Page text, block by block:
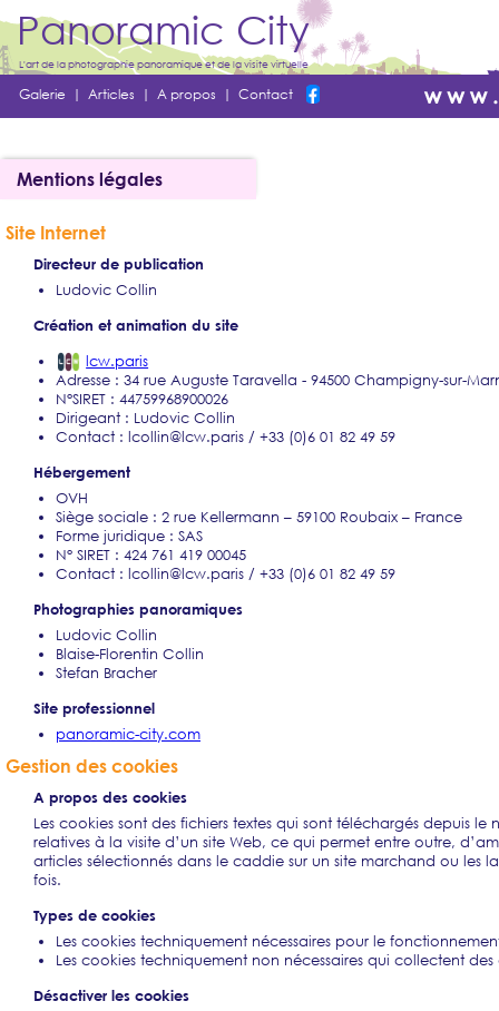
Panoramic City
L'art de la photographie panoramique et de la visite virtuelle
Galerie | Articles | A propos | Contact
Mentions légales
Site Internet
Directeur de publication
Ludovic Collin
Création et animation du site
lcw.paris
Adresse : 34 rue Auguste Taravella - 94500 Champigny-sur-
N°SIRET : 44759968900026
Dirigeant : Ludovic Collin
Contact : lcollin@lcw.paris / +33 (0)6 01 82 49 59
Hébergement
OVH
Siège sociale : 2 rue Kellermann – 59100 Roubaix – France
Forme juridique : SAS
N° SIRET : 424 761 419 00045
Contact : lcollin@lcw.paris / +33 (0)6 01 82 49 59
Photographies panoramiques
Ludovic Collin
Blaise-Florentin Collin
Stefan Bracher
Site professionnel
panoramic-city.com
Gestion des cookies
A propos des cookies
Les cookies sont des fichiers textes qui sont téléchargés depuis
relatives à la visite d’un site Web, ce qui permet entre outre,
articles sélectionnés dans le caddie sur un site marchand ou les
fois.
Types de cookies
Les cookies techniquement nécessaires pour le
Les cookies techniquement non nécessaires qui collectent
Désactiver les cookies